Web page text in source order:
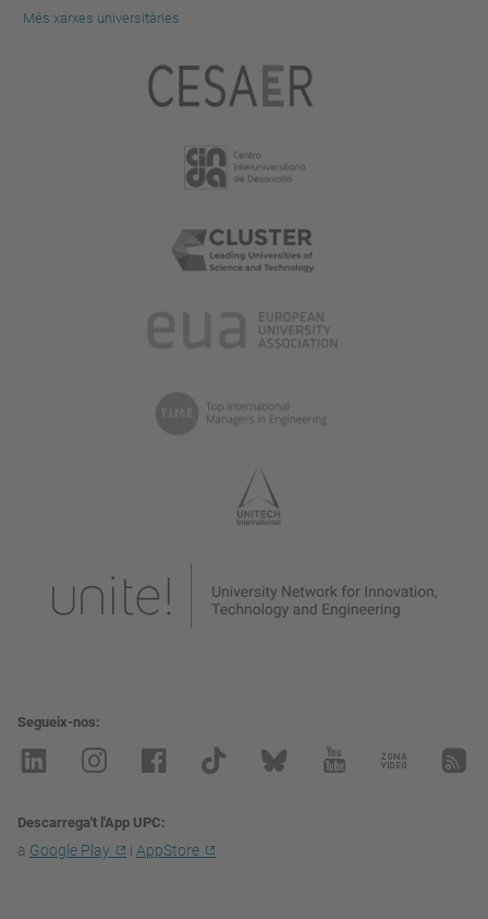
Més xarxes universitàries
Segueix-nos
Descarrega't l'App UPC
a Google Play i AppStore